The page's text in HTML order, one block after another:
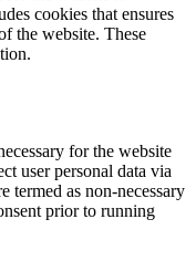
cookies that ensures
the website. These
for the website
user personal data via
termed as non-necessary
prior to running